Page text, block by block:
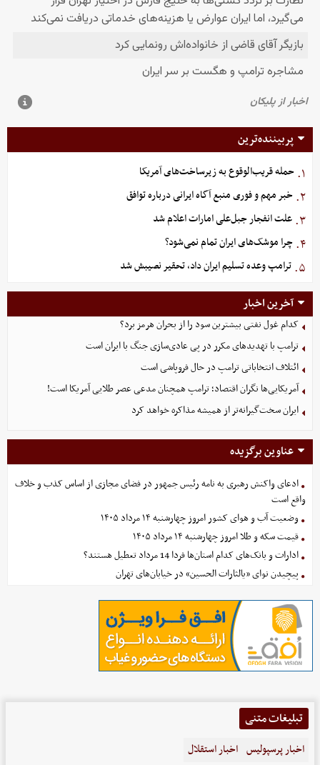
پربیننده‌ترین
۱. حمله قریب‌الوقوع به زیرساخت‌های آمریکا
۲. خبر مهم و فوری منبع آگاه ایرانی درباره توافق
۳. علت انفجار جبل‌علی امارات اعلام شد
۴. چرا موشک‌های ایران تمام نمی‌شود؟
۵. ترامپ وعده تسلیم ایران داد، تحقیر نصیبش شد
آخرین اخبار
کدام غول نفتی بیشترین سود را از بحران هرمز برد؟
ترامپ با تهدیدهای مکرر در پی عادی‌سازی جنگ با ایران است
ائتلاف انتخاباتی ترامپ در حال فروپاشی است
آمریکایی‌ها نگران اقتصاد؛ ترامپ همچنان مدعی عصر طلایی آمریکا است!
ایران سخت‌گیرانه‌تر از همیشه مذاکره خواهد کرد
عناوین برگزیده
ادعای واکنش رهبری به نامه رئیس جمهور در فضای مجازی از اساس کذب و خلاف
واقع است
وضعیت آب و هوای کشور امروز چهارشنبه ۱۴ مرداد ۱۴۰۵
قیمت سکه و طلا امروز چهارشنبه ۱۴ مرداد ۱۴۰۵
ادارات و بانک‌های کدام استان‌ها فردا 14 مرداد تعطیل هستند؟
پیچیدن نوای «یالثارات الحسین» در خیابان‌های تهران
تبلیغات متنی
اخبار پرسپولیس اخبار استقلال